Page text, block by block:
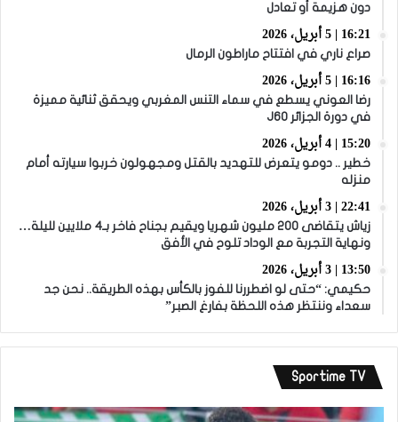
دون هزيمة أو تعادل
16:21 | 5 أبريل، 2026
صراع ناري في افتتاح ماراطون الرمال
16:16 | 5 أبريل، 2026
رضا العوني يسطع في سماء التنس المغربي ويحقق ثنائية مميزة
في دورة الجزائر J60
15:20 | 4 أبريل، 2026
خطير .. دومو يتعرض للتهديد بالقتل ومجهولون خربوا سيارته أمام
منزله
22:41 | 3 أبريل، 2026
زياش يتقاضى 200 مليون شهريا ويقيم بجناح فاخر بـ4 ملايين لليلة…
ونهاية التجربة مع الوداد تلوح في الأفق
13:50 | 3 أبريل، 2026
حكيمي: “حتى لو اضطررنا للفوز بالكأس بهذه الطريقة.. نحن جد
سعداء وننتظر هذه اللحظة بفارغ الصبر”
Sportime TV